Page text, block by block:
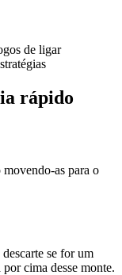
de ligar
rápido
as para o
se for um
cima desse monte.